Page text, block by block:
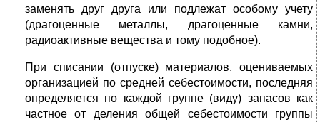
заменять друг друга или подлежат особому учету
(драгоценные металлы, драгоценные камни,
радиоактивные вещества и тому подобное).
При списании (отпуске) материалов, оцениваемых
организацией по средней себестоимости, последняя
определяется по каждой группе (виду) запасов как
частное от деления общей себестоимости группы